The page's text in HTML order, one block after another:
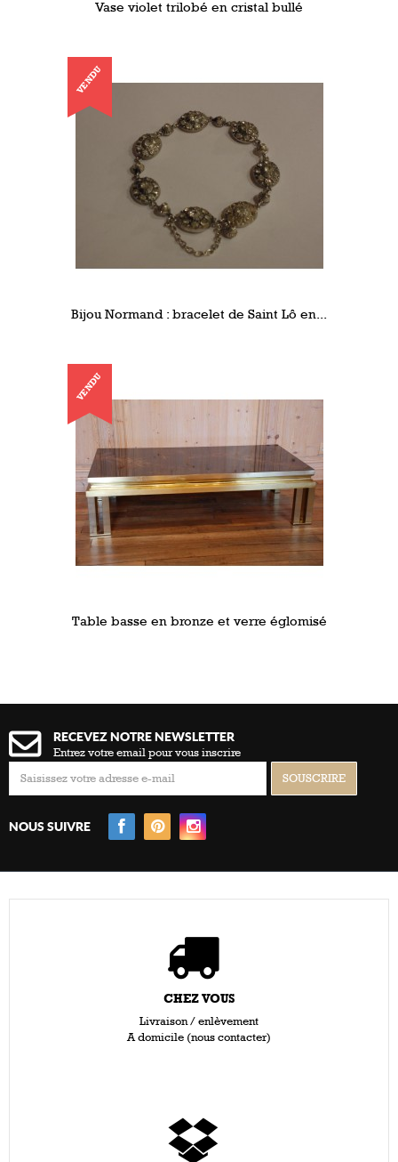
Vase violet trilobé en cristal bullé
VENDU
Bijou Normand : bracelet de Saint Lô en...
VENDU
Table basse en bronze et verre églomisé
RECEVEZ NOTRE NEWSLETTER
Entrez votre email pour vous inscrire
NOUS SUIVRE
CHEZ VOUS
Livraison / enlèvement
A domicile (nous contacter)